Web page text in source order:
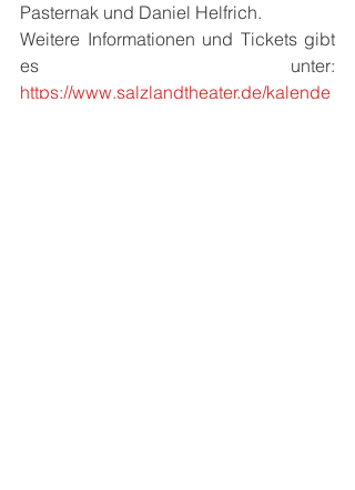
Pasternak und Daniel Helfrich.
Weitere Informationen und Tickets gibt
https://www.salzlandtheater.de/kalende